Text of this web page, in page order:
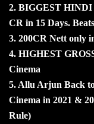
2. ⁠BIGGEST HINDI
CR in 15 Days.
3. ⁠200CR Nett only
4. ⁠HIGHEST
Cinema
5. ⁠Allu Arjun Back
Cinema in 2021 &
Rule)